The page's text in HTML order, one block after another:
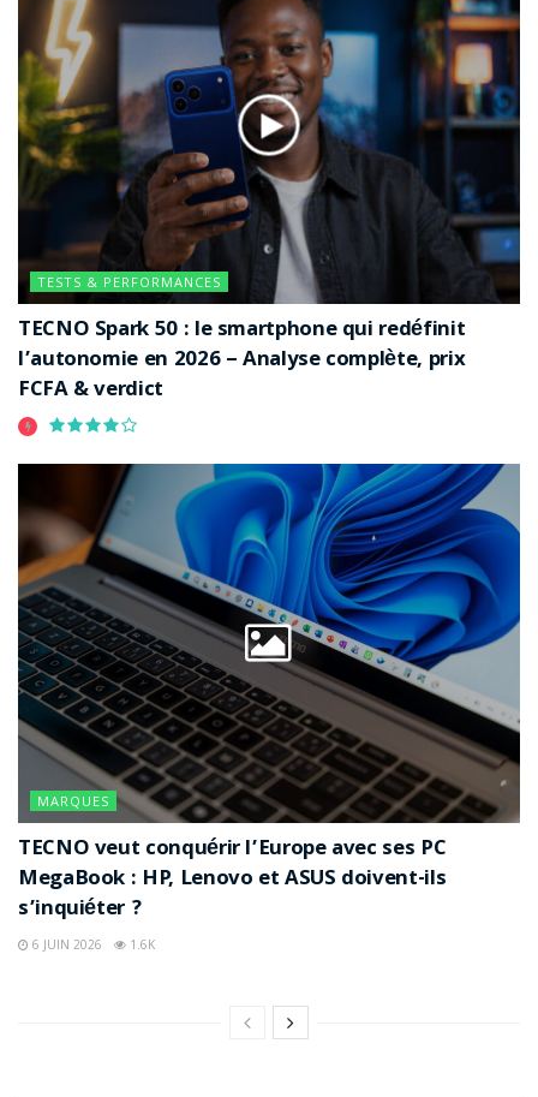
de partager et de découvrir des contenus dans les
années à venir.
Étiquettes : anniversaire
Créateurs de Contenu
évolution du web
vidéos virales YouTube
TESTS & PERFORMANCES
TECNO Spark 50 : le smartphone qui redéfinit
l’autonomie en 2026 – Analyse complète, prix
FCFA & verdict
MARQUES
TECNO veut conquérir l’Europe avec ses PC
MegaBook : HP, Lenovo et ASUS doivent-ils
s’inquiéter ?
6 JUIN 2026 1.6K